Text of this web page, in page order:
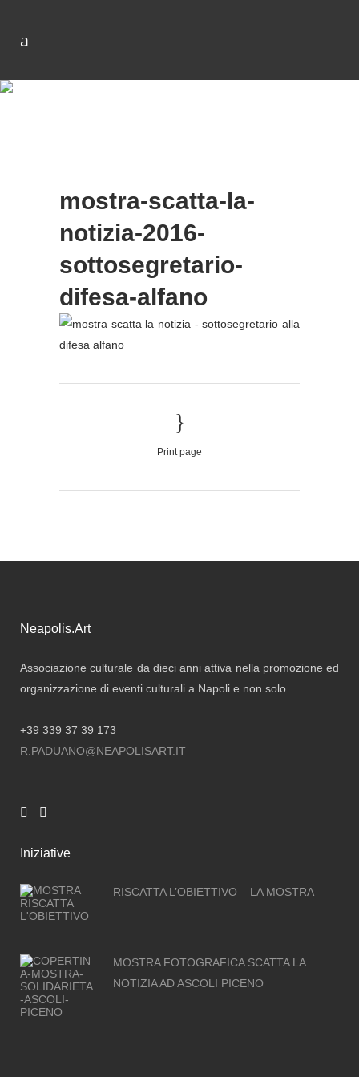
mostra-scatta-la-
notizia-2016-
sottosegretario-
difesa-alfano
Print page
Neapolis.Art
Associazione culturale da dieci anni attiva nella promozione ed
organizzazione di eventi culturali a Napoli e non solo.
+39 339 37 39 173
R.PADUANO@NEAPOLISART.IT
Iniziative
RISCATTA L’OBIETTIVO – LA MOSTRA
MOSTRA FOTOGRAFICA SCATTA LA
NOTIZIA AD ASCOLI PICENO